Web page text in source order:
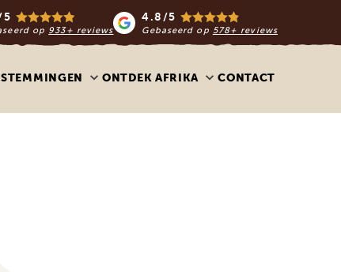
5
op 933+ reviews
4.8/5
Gebaseerd op 578+ reviews
ONTDEK AFRIKA CONTACT